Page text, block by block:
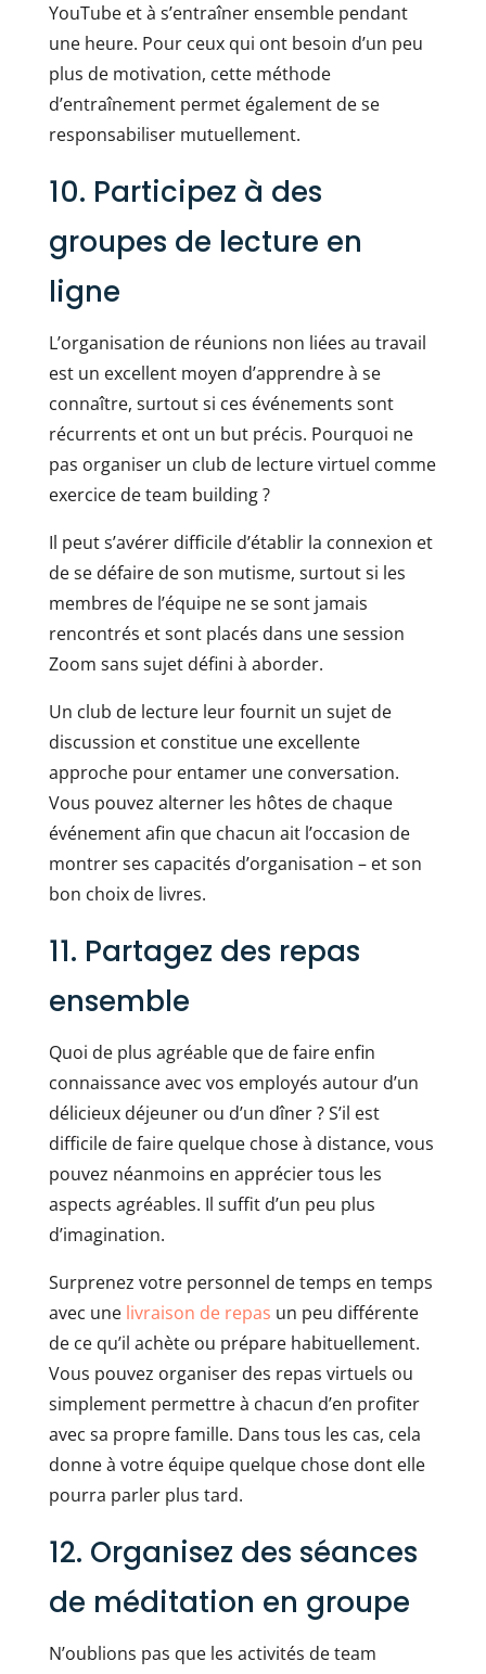
YouTube et à s’entraîner ensemble pendant
une heure. Pour ceux qui ont besoin d’un peu
plus de motivation, cette méthode
d’entraînement permet également de se
responsabiliser mutuellement.
10. Participez à des
groupes de lecture en
ligne
L’organisation de réunions non liées au travail
est un excellent moyen d’apprendre à se
connaître, surtout si ces événements sont
récurrents et ont un but précis. Pourquoi ne
pas organiser un club de lecture virtuel comme
exercice de team building ?
Il peut s’avérer difficile d’établir la connexion et
de se défaire de son mutisme, surtout si les
membres de l’équipe ne se sont jamais
rencontrés et sont placés dans une session
Zoom sans sujet défini à aborder.
Un club de lecture leur fournit un sujet de
discussion et constitue une excellente
approche pour entamer une conversation.
Vous pouvez alterner les hôtes de chaque
événement afin que chacun ait l’occasion de
montrer ses capacités d’organisation – et son
bon choix de livres.
11. Partagez des repas
ensemble
Quoi de plus agréable que de faire enfin
connaissance avec vos employés autour d’un
délicieux déjeuner ou d’un dîner ? S’il est
difficile de faire quelque chose à distance, vous
pouvez néanmoins en apprécier tous les
aspects agréables. Il suffit d’un peu plus
d’imagination.
Surprenez votre personnel de temps en temps
avec une livraison de repas un peu différente
de ce qu’il achète ou prépare habituellement.
Vous pouvez organiser des repas virtuels ou
simplement permettre à chacun d’en profiter
avec sa propre famille. Dans tous les cas, cela
donne à votre équipe quelque chose dont elle
pourra parler plus tard.
12. Organisez des séances
de méditation en groupe
N’oublions pas que les activités de team